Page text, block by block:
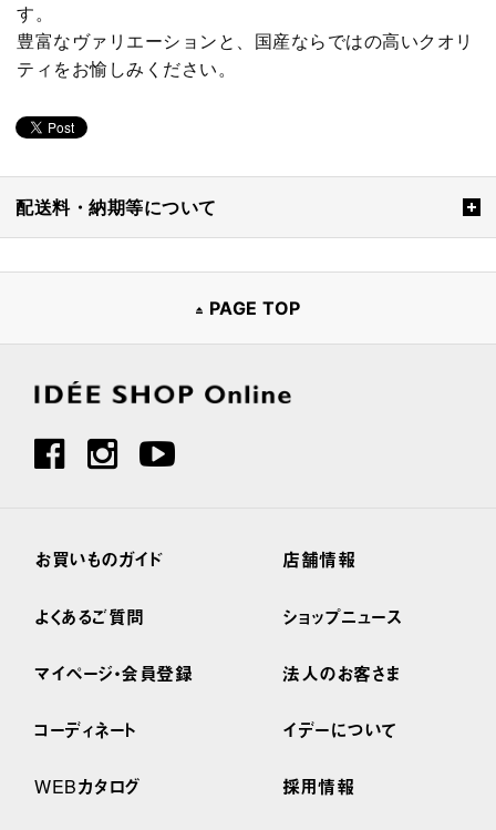
す。
豊富なヴァリエーションと、国産ならではの高いクオリ
ティをお愉しみください。
配送料・納期等について
PAGE TOP
お買いものガイド
よくあるご質問
マイページ・会員登録
コーディネート
WEBカタログ
店舗情報
ショップニュース
法人のお客さま
イデーについて
採用情報